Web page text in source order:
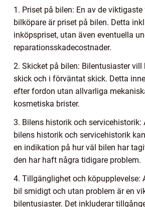
1. Priset på bilen: En av de
bilköpare är priset på bilen. Detta
inköpspriset, utan även eventuella
reparationsskadecostnader.
2. Skicket på bilen: Bilentusiaster vill
skick och i förväntat skick. Detta
efter fordon utan allvarliga
kosmetiska brister.
3. Bilens historik och
bilens historik och servicehistorik
en indikation på hur väl bilen har
den har haft några tidigare problem.
4. Tillgänglighet och köpupplevelse:
bil smidigt och utan problem är en
bilentusiaster. Det inkluderar